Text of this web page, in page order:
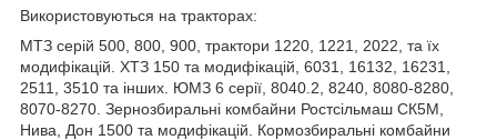
Використовуються на тракторах:
МТЗ серій 500, 800, 900, трактори 1220, 1221, 2022, та їх
модифікацій. ХТЗ 150 та модифікацій, 6031, 16132, 16231,
2511, 3510 та інших. ЮМЗ 6 серії, 8040.2, 8240, 8080-8280,
8070-8270. Зернозбиральні комбайни Ростсільмаш СК5М,
Нива, Дон 1500 та модифікацій. Кормозбиральні комбайни